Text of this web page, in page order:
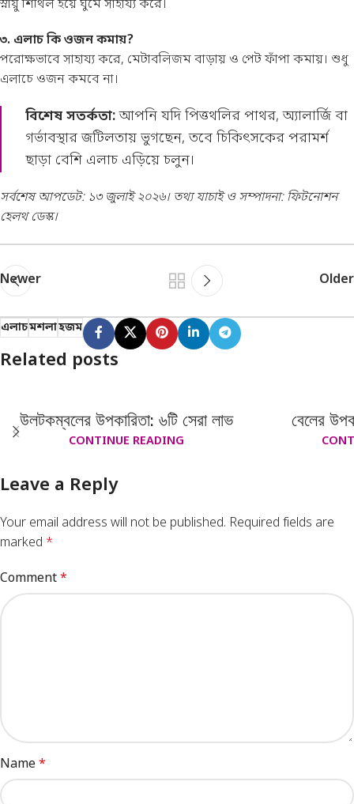
স্নায়ু শিথিল হয়ে ঘুমে সাহায্য করে।
৩. এলাচ কি ওজন কমায়?
পরোক্ষভাবে সাহায্য করে, মেটাবলিজম বাড়ায় ও পেট ফাঁপা কমায়। শুধু
এলাচে ওজন কমবে না।
বিশেষ সতর্কতা:আপনি যদি পিত্তথলির পাথর, অ্যালার্জি বা
গর্ভাবস্থার জটিলতায় ভুগছেন, তবে চিকিৎসকের পরামর্শ
ছাড়া বেশি এলাচ এড়িয়ে চলুন।
সর্বশেষ আপডেট: ১৩ জুলাই ২০২৬। তথ্য যাচাই ও সম্পাদনা: ফিটনোশন
হেলথ ডেস্ক।
Newer Older
এলাচমশলাহজম
Related posts
উলটকম্বলের উপকারিতা: ৬টি সেরা লাভ
CONTINUE READING
বেলের
Leave a Reply
Your email address will not be published. Required fields are
marked *
Comment*
Name*